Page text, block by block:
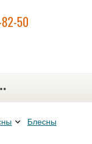
50
Блесны